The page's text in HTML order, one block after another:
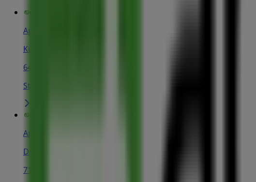
Apoteket
Kungsgatan 51, Stockholm
648 m
Stängt
Apoteket
Drottninggatan 59, Stockholm
717 m